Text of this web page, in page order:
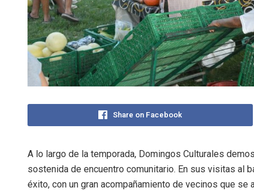
Share on Facebook
A lo largo de la temporada, Domingos Culturales
sostenida de encuentro comunitario. En sus visitas al
éxito, con un gran acompañamiento de vecinos que